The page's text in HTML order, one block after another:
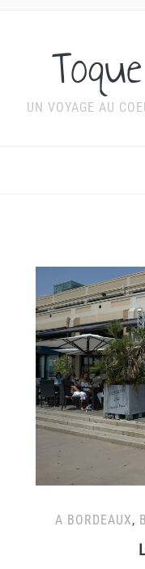
UN VOYAGE AU
A BORDEAUX,